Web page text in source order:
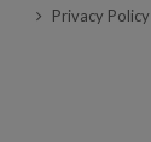
Privacy Policy